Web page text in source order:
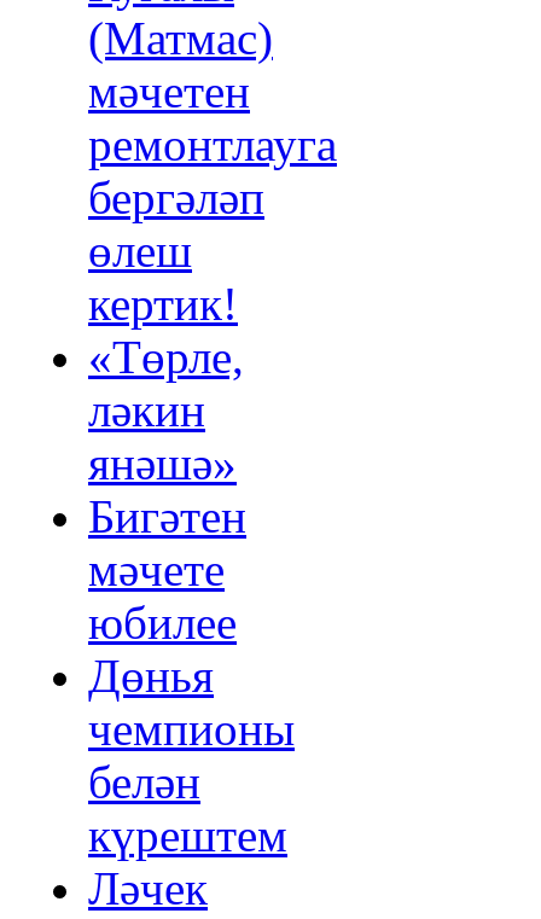
(Матмас)
мәчетен
ремонтлауга
бергәләп
өлеш
кертик!
«Төрле,
ләкин
янәшә»
Бигәтен
мәчете
юбилее
Дөнья
чемпионы
белән
күрештем
Ләчек